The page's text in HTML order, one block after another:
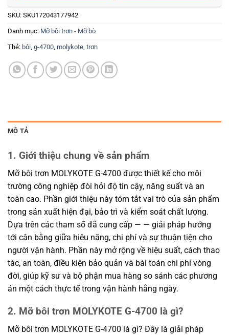
SKU: SKU172043177942
Danh mục: Mỡ bôi trơn - Mỡ bò
Thẻ: bôi, g-4700, molykote, trơn
MÔ TẢ
1. Giới thiệu chung về sản phẩm
Mỡ bôi trơn MOLYKOTE G-4700 được thiết kế cho môi
trường công nghiệp đòi hỏi độ tin cậy, năng suất và an
toàn cao. Phần giới thiệu này tóm tắt vai trò của sản phẩm
trong sản xuất hiện đại, bảo trì và kiểm soát chất lượng.
Dựa trên các tham số đã cung cấp — — giải pháp hướng
tới cân bằng giữa hiệu năng, chi phí và sự thuận tiện cho
người vận hành. Phần này mở rộng về hiệu suất, cách thao
tác, an toàn, điều kiện bảo quản và bài toán chi phí vòng
đời, giúp kỹ sư và bộ phận mua hàng so sánh các phương
án một cách thực tế trong vận hành hằng ngày.
2. Mỡ bôi trơn MOLYKOTE G-4700 là gì?
Mỡ bôi trơn MOLYKOTE G-4700 là gì? Đây là giải pháp